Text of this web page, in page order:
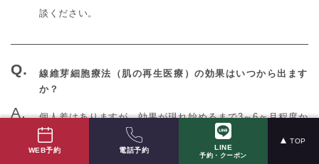
談ください。
線維芽細胞療法（肌の再生医療）の効果はいつから出ます
か？
個人差はありますが、効果が現れ始めるまで3～6ヶ月程度か
かります。効果の持続期間は2～3年程度です。
WEB予約 電話予約 LINE
予約・クーポン
TOP